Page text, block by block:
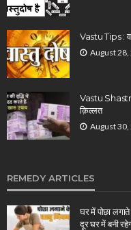
Vastu Tips :
August 28,
Vastu Shastra
क़िल्लत
August 30,
REMEDY ARTICLES
घर में पोछा
दूर घर में बनी